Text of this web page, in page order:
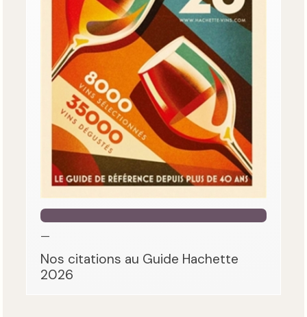
—
Nos citations au Guide Hachette
2026